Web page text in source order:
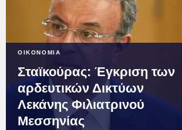
ΟΙΚΟΝΟΜΙΑ
Σταϊκούρας: Έγκριση των
αρδευτικών Δικτύων
Λεκάνης Φιλιατρινού
Μεσσηνίας